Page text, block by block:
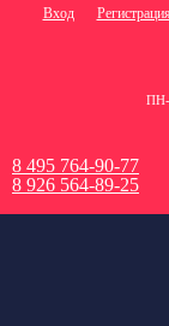
Вход Регистрация
8 495 764-90-77
8 926 564-89-25